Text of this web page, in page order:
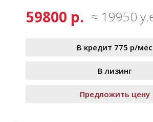
59800 р. ≈ 19950
В кредит 775 р/мес
В лизинг
Предложить цену